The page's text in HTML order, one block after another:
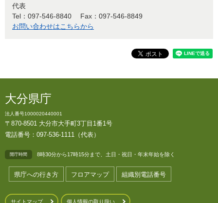
代表
Tel：097-546-8840
Fax：097-546-8849
お問い合わせはこちらから
大分県庁
法人番号1000020440001
〒870-8501 大分市大手町3丁目1番1号
電話番号：097-536-1111（代表）
開庁時間 8時30分から17時15分まで、土日・祝日・年末年始を除く
県庁への行き方 フロアマップ 組織別電話番号
サイトマップ 個人情報の取り扱い